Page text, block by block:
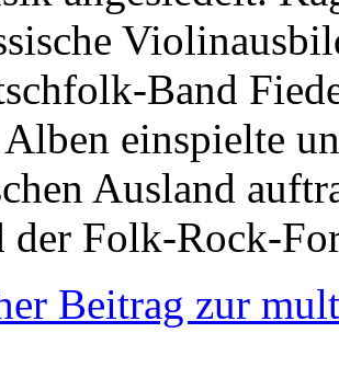
Band
Alben einspielte
Ausland
Folk-Rock-
Beitrag zur